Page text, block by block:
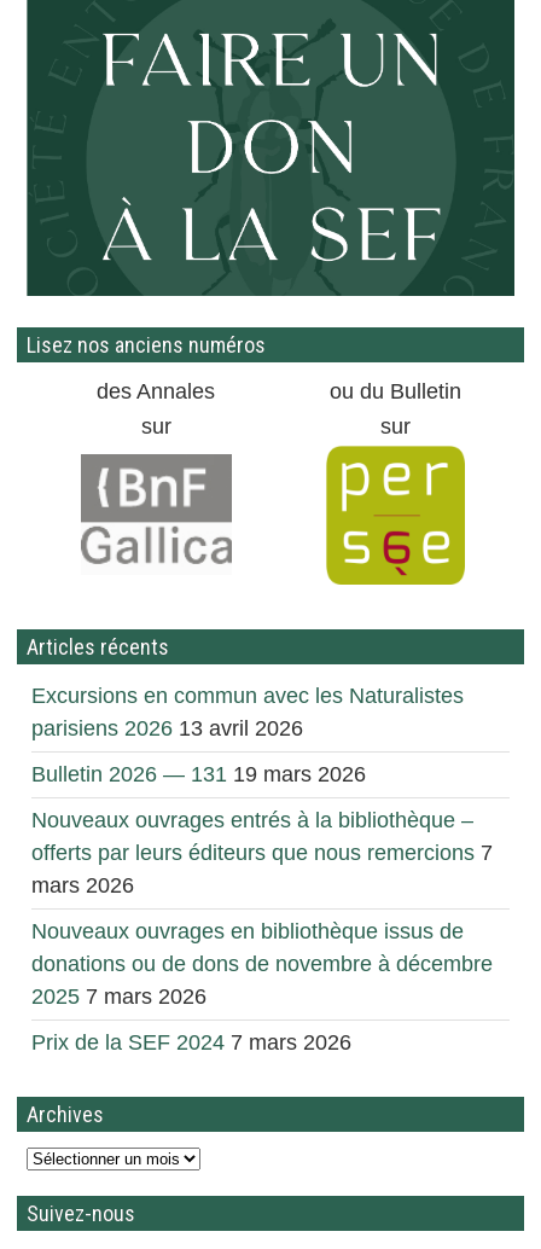
Lisez nos anciens numéros
des Annales
ou du Bulletin
sur
sur
Articles récents
Excursions en commun avec les Naturalistes
parisiens 2026 13 avril 2026
Bulletin 2026 — 131 19 mars 2026
Nouveaux ouvrages entrés à la bibliothèque –
offerts par leurs éditeurs que nous remercions 7
mars 2026
Nouveaux ouvrages en bibliothèque issus de
donations ou de dons de novembre à décembre
2025 7 mars 2026
Prix de la SEF 2024 7 mars 2026
Archives
Suivez-nous